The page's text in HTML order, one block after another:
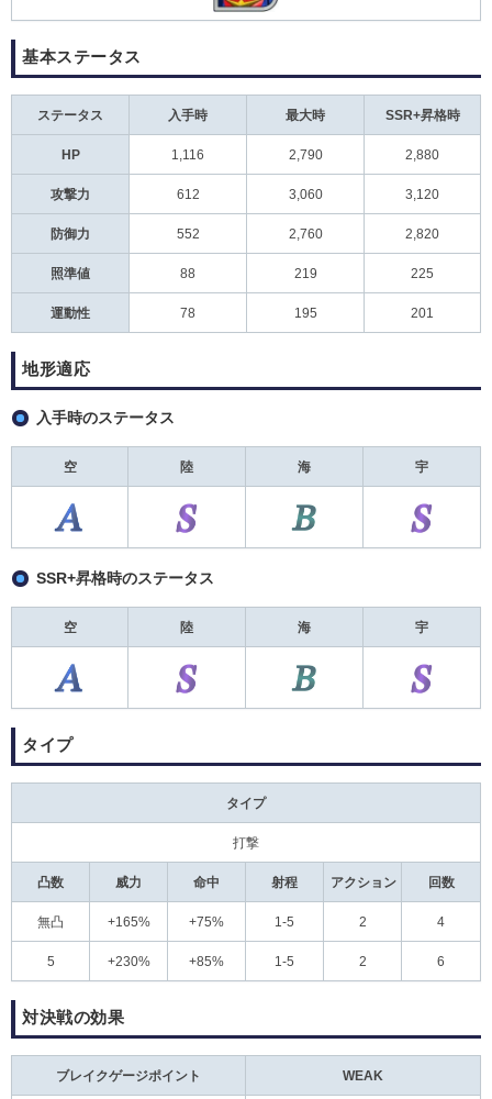
基本ステータス
ステータス 入手時 最大時 SSR+昇格時
HP 1,116 2,790 2,880
攻撃力 612 3,060 3,120
防御力 552 2,760 2,820
照準値 88 219 225
運動性 78 195 201
地形適応
入手時のステータス
空 陸 海 宇
SSR+昇格時のステータス
空 陸 海 宇
タイプ
タイプ
打撃
凸数 威力 命中 射程 アクション 回数
無凸 +165% +75% 1-5 2 4
5 +230% +85% 1-5 2 6
対決戦の効果
ブレイクゲージポイント WEAK